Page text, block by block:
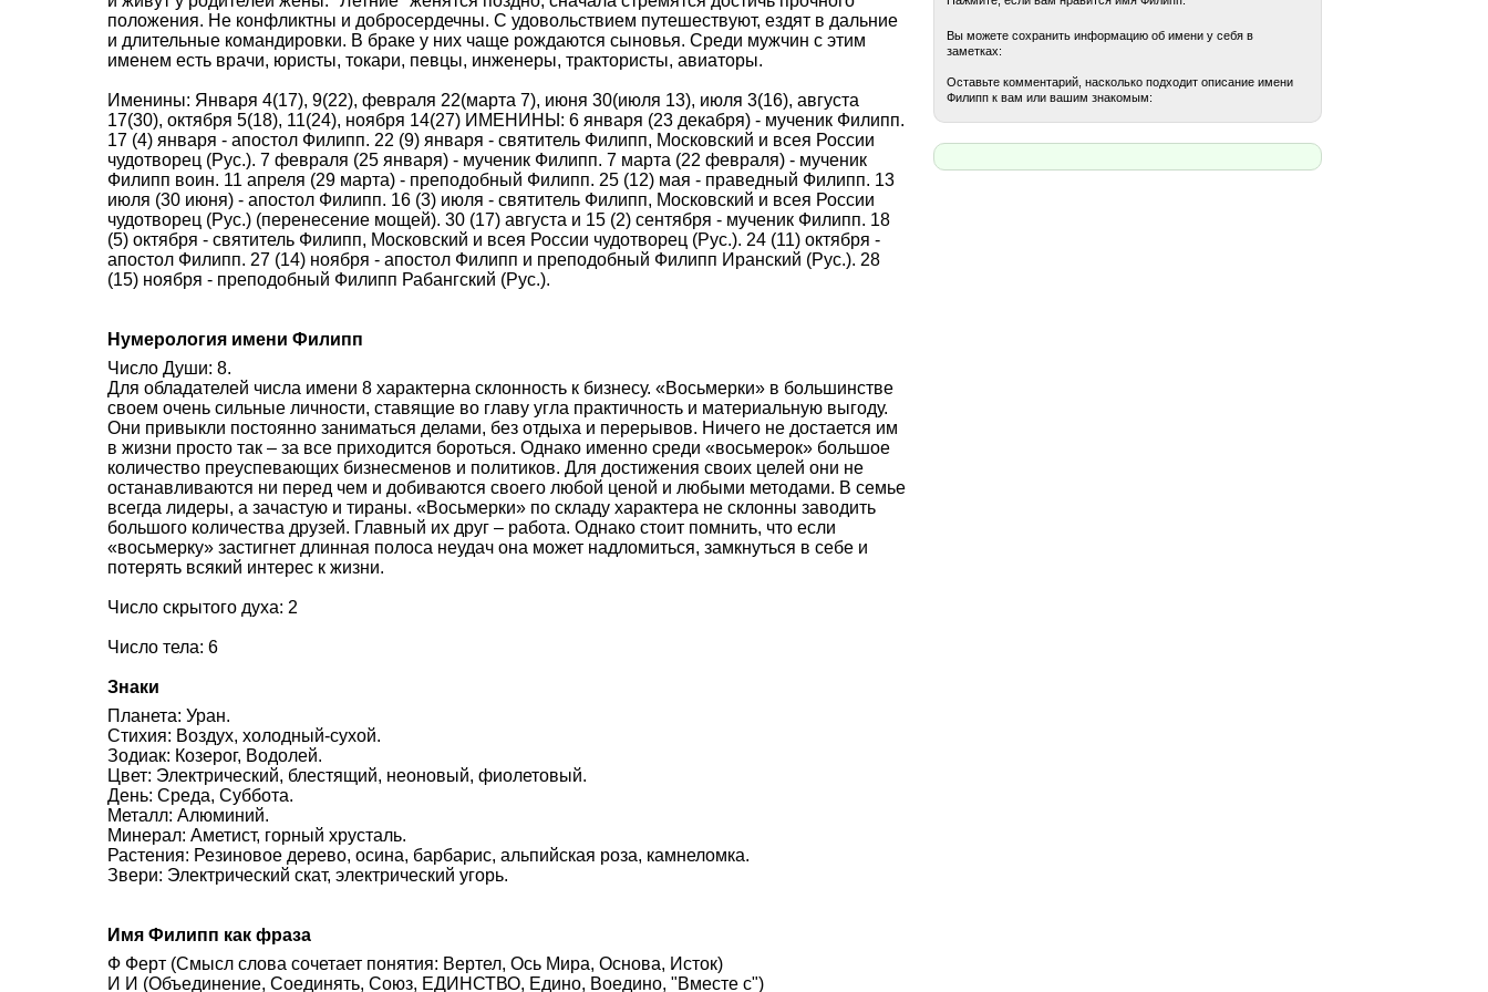
положения. Не конфликтны и добросердечны. С удовольствием путешествуют, ездят в дальние
и длительные командировки. В браке у них чаще рождаются сыновья. Среди мужчин с этим
именем есть врачи, юристы, токари, певцы, инженеры, трактористы, авиаторы.
Именины: Января 4(17), 9(22), февраля 22(марта 7), июня 30(июля 13), июля 3(16), августа
17(30), октября 5(18), 11(24), ноября 14(27) ИМЕНИНЫ: 6 января (23 декабря) - мученик Филипп.
17 (4) января - апостол Филипп. 22 (9) января - святитель Филипп, Московский и всея России
чудотворец (Рус.). 7 февраля (25 января) - мученик Филипп. 7 марта (22 февраля) - мученик
Филипп воин. 11 апреля (29 марта) - преподобный Филипп. 25 (12) мая - праведный Филипп. 13
июля (30 июня) - апостол Филипп. 16 (3) июля - святитель Филипп, Московский и всея России
чудотворец (Рус.) (перенесение мощей). 30 (17) августа и 15 (2) сентября - мученик Филипп. 18
(5) октября - святитель Филипп, Московский и всея России чудотворец (Рус.). 24 (11) октября -
апостол Филипп. 27 (14) ноября - апостол Филипп и преподобный Филипп Иранский (Рус.). 28
(15) ноября - преподобный Филипп Рабангский (Рус.).
Нумерология имени Филипп
Число Души: 8.
Для обладателей числа имени 8 характерна склонность к бизнесу. «Восьмерки» в большинстве
своем очень сильные личности, ставящие во главу угла практичность и материальную выгоду.
Они привыкли постоянно заниматься делами, без отдыха и перерывов. Ничего не достается им
в жизни просто так – за все приходится бороться. Однако именно среди «восьмерок» большое
количество преуспевающих бизнесменов и политиков. Для достижения своих целей они не
останавливаются ни перед чем и добиваются своего любой ценой и любыми методами. В семье
всегда лидеры, а зачастую и тираны. «Восьмерки» по складу характера не склонны заводить
большого количества друзей. Главный их друг – работа. Однако стоит помнить, что если
«восьмерку» застигнет длинная полоса неудач она может надломиться, замкнуться в себе и
потерять всякий интерес к жизни.
Число скрытого духа: 2
Число тела: 6
Знаки
Планета: Уран.
Стихия: Воздух, холодный-сухой.
Зодиак: Козерог, Водолей.
Цвет: Электрический, блестящий, неоновый, фиолетовый.
День: Среда, Суббота.
Металл: Алюминий.
Минерал: Аметист, горный хрусталь.
Растения: Резиновое дерево, осина, барбарис, альпийская роза, камнеломка.
Звери: Электрический скат, электрический угорь.
Имя Филипп как фраза
Ф Ферт (Смысл слова сочетает понятия: Вертел, Ось Мира, Основа, Исток)
И И (Объединение, Соединять, Союз, ЕДИНСТВО, Едино, Воедино, "Вместе с")
Вы можете сохранить информацию об имени у себя в
заметках:
Оставьте комментарий, насколько подходит описание имени
Филипп к вам или вашим знакомым: